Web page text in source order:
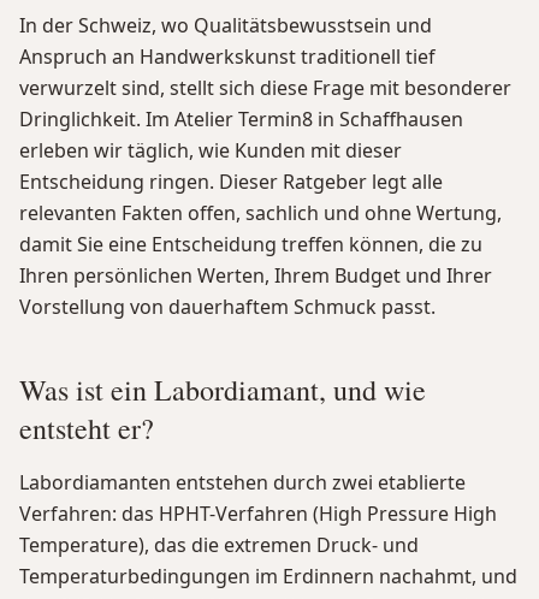
In der Schweiz, wo Qualitätsbewusstsein und
Anspruch an Handwerkskunst traditionell tief
verwurzelt sind, stellt sich diese Frage mit besonderer
Dringlichkeit. Im Atelier Termin8 in Schaffhausen
erleben wir täglich, wie Kunden mit dieser
Entscheidung ringen. Dieser Ratgeber legt alle
relevanten Fakten offen, sachlich und ohne Wertung,
damit Sie eine Entscheidung treffen können, die zu
Ihren persönlichen Werten, Ihrem Budget und Ihrer
Vorstellung von dauerhaftem Schmuck passt.
Was ist ein Labordiamant, und wie
entsteht er?
Labordiamanten entstehen durch zwei etablierte
Verfahren: das HPHT-Verfahren (High Pressure High
Temperature), das die extremen Druck- und
Temperaturbedingungen im Erdinnern nachahmt, und